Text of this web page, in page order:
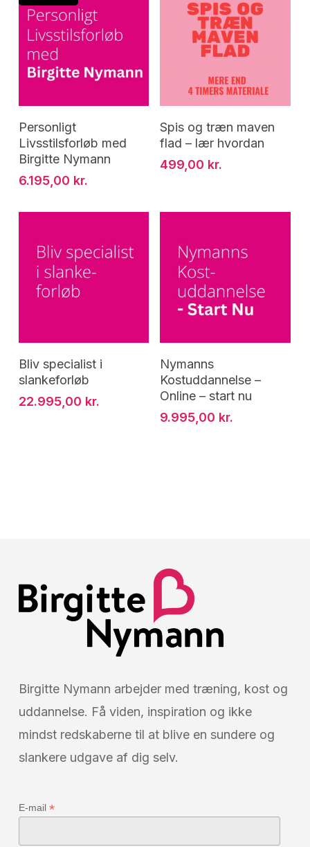
Læs Mere
Personligt
Livsstilsforløb med
Birgitte Nymann
6.195,00 kr.
Tilføj Til Kurv
Spis og træn maven
flad – lær hvordan
499,00 kr.
Bliv specialist i
slankeforløb
22.995,00 kr.
Nymanns
Kostuddannelse –
Online – start nu
9.995,00 kr.
Birgitte Nymann arbejder med træning, kost og
uddannelse. Få viden, inspiration og ikke
mindst redskaberne til at blive en sundere og
slankere udgave af dig selv.
E-mail *